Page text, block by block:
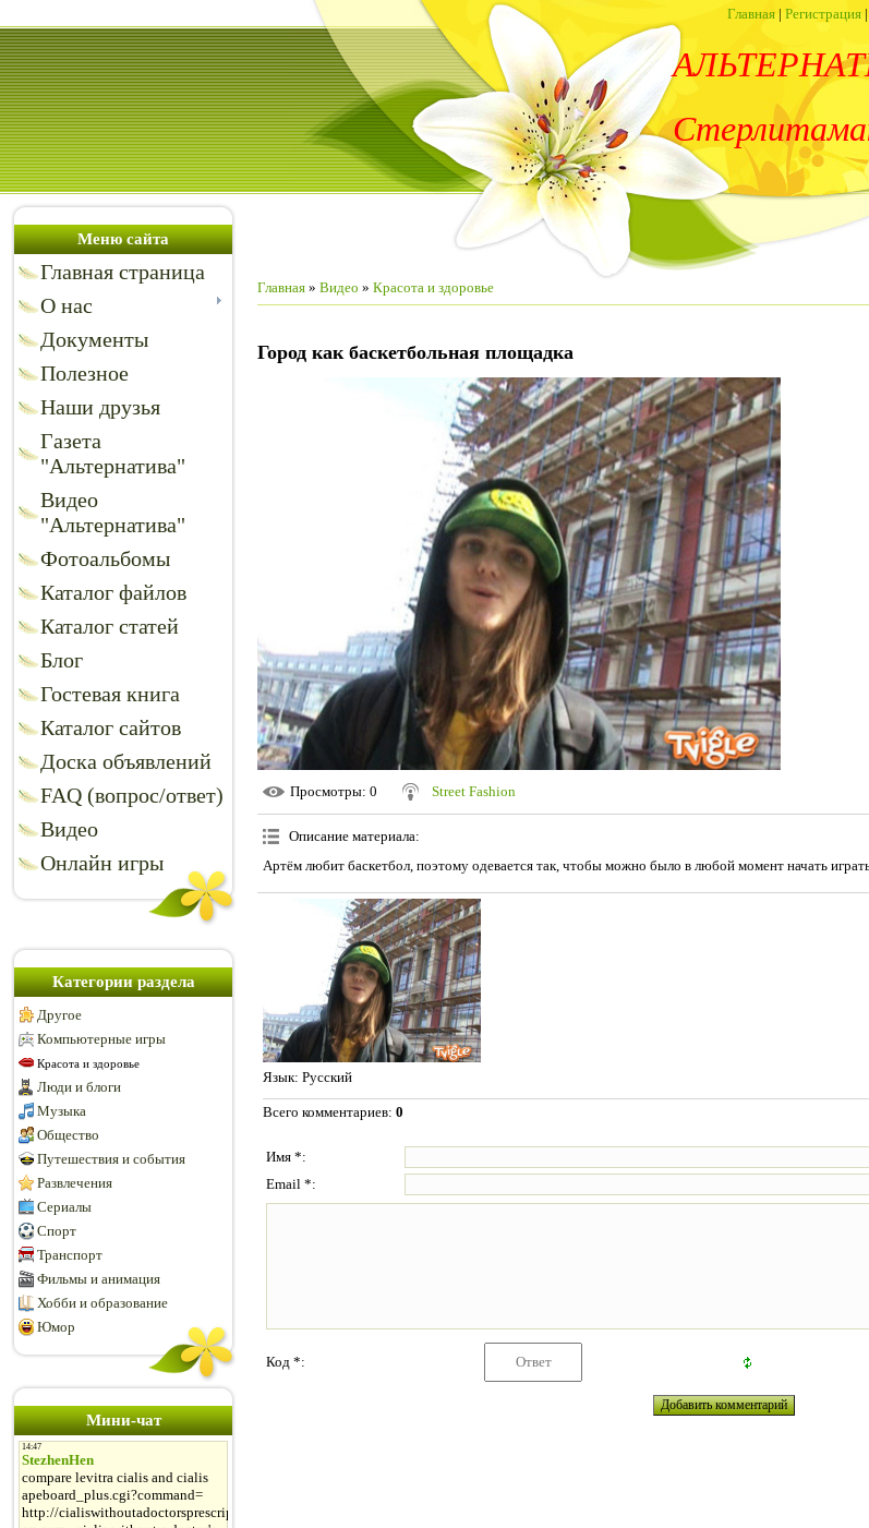
Главная | Регистрация |
Меню сайта
Главная страница
О нас
Документы
Полезное
Наши друзья
Газета
"Альтернатива"
Видео
"Альтернатива"
Фотоальбомы
Каталог файлов
Каталог статей
Блог
Гостевая книга
Каталог сайтов
Доска объявлений
FAQ (вопрос/ответ)
Видео
Онлайн игры
Категории раздела
Другое
Компьютерные игры
Красота и здоровье
Люди и блоги
Музыка
Общество
Путешествия и события
Развлечения
Сериалы
Спорт
Транспорт
Фильмы и анимация
Хобби и образование
Юмор
Мини-чат
Главная » Видео » Красота и здоровье
Город как баскетбольная площадка
Просмотры: 0 Street Fashion
Описание материала:
Артём любит баскетбол, поэтому одевается так, чтобы можно было в любой момент начать
Язык: Русский
Всего комментариев: 0
Имя *:
Email *:
Код *: